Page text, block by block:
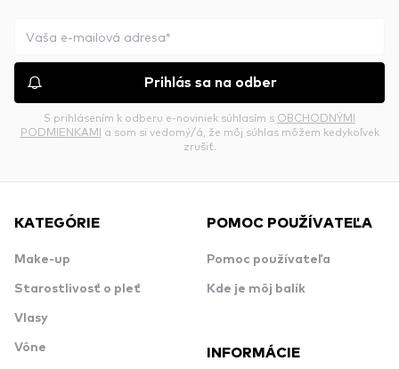
Prihlás sa na odber
S prihlásením k odberu e-noviniek súhlasím s OBCHODNÝMI
PODMIENKAMI a som si vedomý/á, že môj súhlas môžem kedykoľvek
zrušiť.
KATEGÓRIE
Make-up
Starostlivosť o pleť
Vlasy
Vône
POMOC POUŽÍVATEĽA
Pomoc používateľa
Kde je môj balík
INFORMÁCIE